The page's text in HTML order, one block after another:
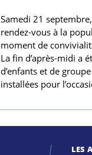
Samedi 21
rendez-vous à la
moment de
La fin d’après-midi a
d’enfants et de
installées pour
LES